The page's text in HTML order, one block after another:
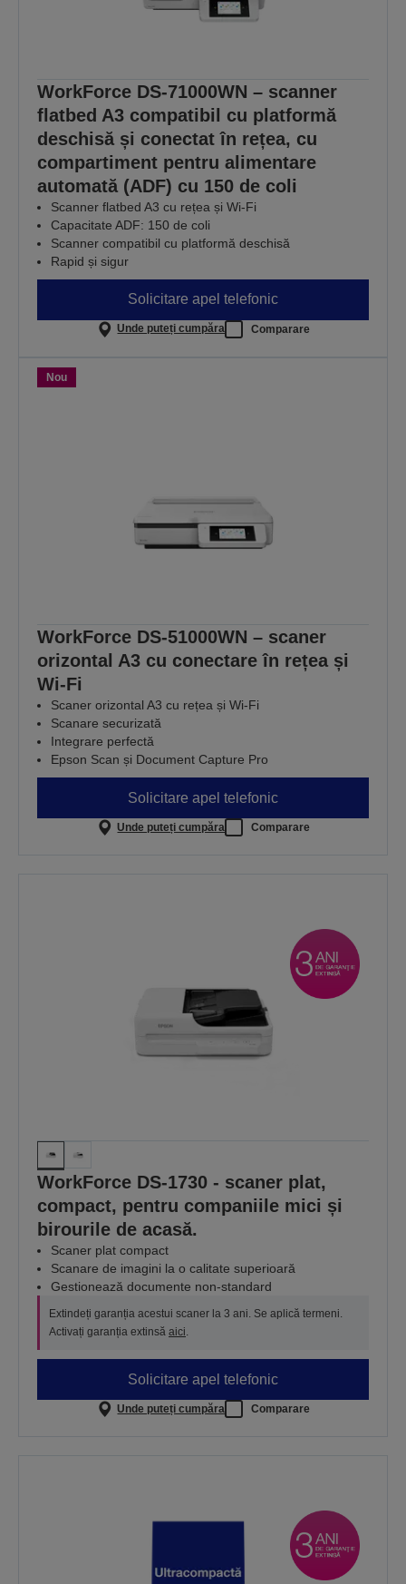
WorkForce DS-71000WN – scanner
flatbed A3 compatibil cu platformă
deschisă și conectat în rețea, cu
compartiment pentru alimentare
automată (ADF) cu 150 de coli
Scanner flatbed A3 cu rețea și Wi-Fi
Capacitate ADF: 150 de coli
Scanner compatibil cu platformă deschisă
Rapid și sigur
Solicitare apel telefonic
Unde puteți cumpăra Comparare
Nou
WorkForce DS-51000WN – scaner
orizontal A3 cu conectare în rețea și
Wi-Fi
Scaner orizontal A3 cu rețea și Wi-Fi
Scanare securizată
Integrare perfectă
Epson Scan și Document Capture Pro
Solicitare apel telefonic
Unde puteți cumpăra Comparare
WorkForce DS-1730 - scaner plat,
compact, pentru companiile mici și
birourile de acasă.
Scaner plat compact
Scanare de imagini la o calitate superioară
Gestionează documente non-standard
Extindeți garanția acestui scaner la 3 ani. Se aplică termeni.
Activați garanția extinsă aici.
Solicitare apel telefonic
Unde puteți cumpăra Comparare